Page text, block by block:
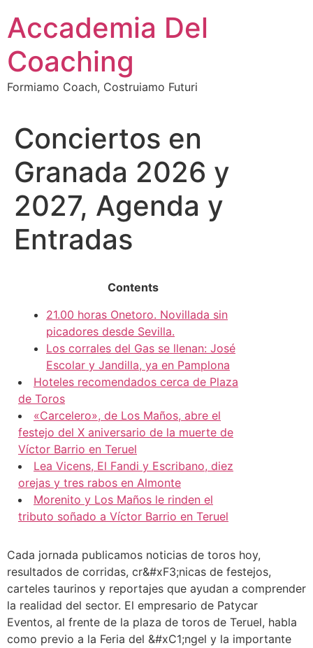
contenuto
Accademia Del
Coaching
Formiamo Coach, Costruiamo Futuri
Conciertos en
Granada 2026 y
2027, Agenda y
Entradas
Contents
21.00 horas Onetoro. Novillada sin
picadores desde Sevilla.
Los corrales del Gas se llenan: José
Escolar y Jandilla, ya en Pamplona
Hoteles recomendados cerca de Plaza
de Toros
«Carcelero», de Los Maños, abre el
festejo del X aniversario de la muerte de
Víctor Barrio en Teruel
Lea Vicens, El Fandi y Escribano, diez
orejas y tres rabos en Almonte
Morenito y Los Maños le rinden el
tributo soñado a Víctor Barrio en Teruel
Cada jornada publicamos noticias de toros hoy,
resultados de corridas, cr&#xF3;nicas de festejos,
carteles taurinos y reportajes que ayudan a comprender
la realidad del sector. El empresario de Patycar
Eventos, al frente de la plaza de toros de Teruel, habla
como previo a la Feria del &#xC1;ngel y la importante